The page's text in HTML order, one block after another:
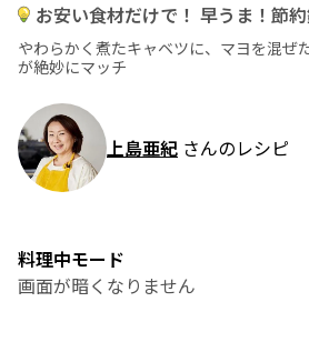
お安い食材だけで！ 早うま！節
やわらかく煮たキャベツに、マヨを混ぜ
が絶妙にマッチ
上島亜紀 さんのレシピ
料理中モード
画面が暗くなりません